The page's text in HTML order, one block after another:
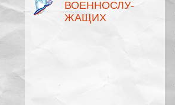
ВОЕННОСЛУ­
ЖАЩИХ